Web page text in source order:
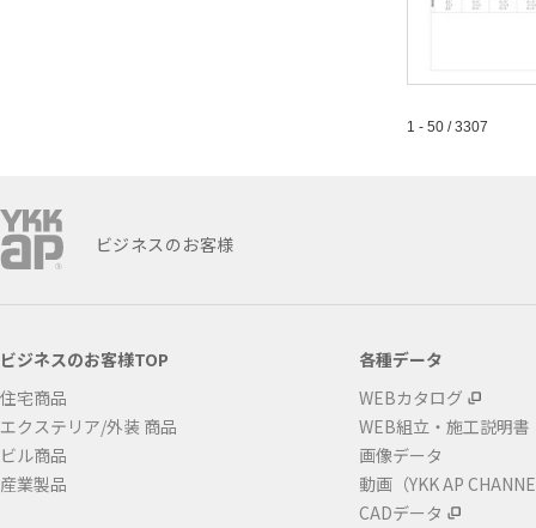
1 - 50 / 3307
ビジネスのお客様
ビジネスのお客様TOP
住宅商品
エクステリア/外装 商品
ビル商品
産業製品
各種データ
WEBカタログ
WEB組立・施工説明書
画像データ
動画（YKK AP
CADデータ